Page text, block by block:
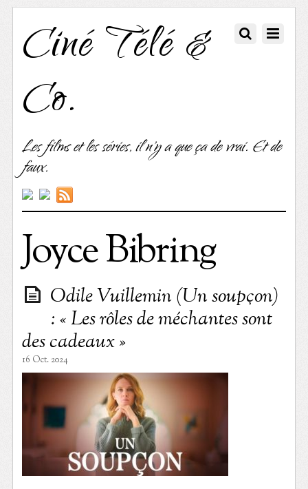
Ciné Télé &
Co.
Les films et les séries, il n'y a que ça de vrai. Et de
faux.
Joyce Bibring
Odile Vuillemin (Un soupçon)
: « Les rôles de méchantes sont
des cadeaux »
16 Oct. 2024